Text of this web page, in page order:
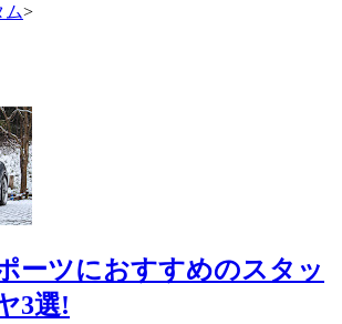
ム>
ーツにおすすめのスタッ
3選!